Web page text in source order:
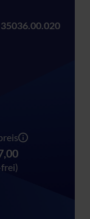
35036.00.020